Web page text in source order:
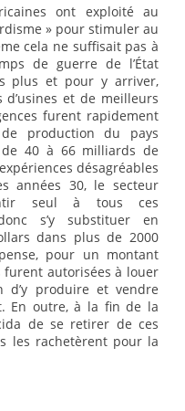
ont exploité au
» pour stimuler au
cela ne suffisait pas à
de guerre de l’État
plus et pour y arriver,
d’usines et de meilleurs
furent rapidement
production du pays
40 à 66 milliards de
désagréables
années 30, le secteur
seul à tous ces
s’y substituer en
dans plus de 2000
pour un montant
furent autorisées à louer
d’y produire et vendre
En outre, à la fin de la
de se retirer de ces
les rachetèrent pour la